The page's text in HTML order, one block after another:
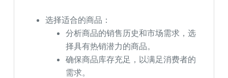
选择适合的商品：
分析商品的销售历史和市场需求，选
择具有热销潜力的商品。
确保商品库存充足，以满足消费者的
需求。